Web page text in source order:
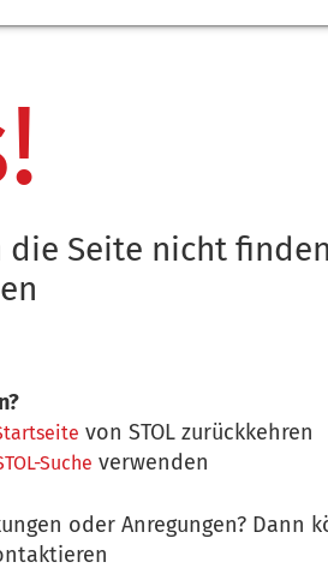
die Seite nicht
von STOL zurückkehren
Suche verwenden
oder Anregungen? Dann